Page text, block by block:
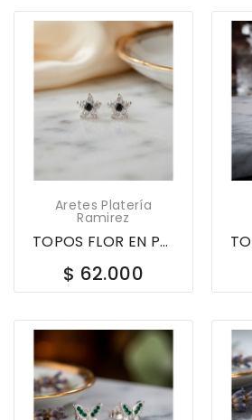
Aretes Platería
Ramirez
TOPOS FLOR EN PLATA LEY 925 CON CIRCONES 622369
$ 62.000